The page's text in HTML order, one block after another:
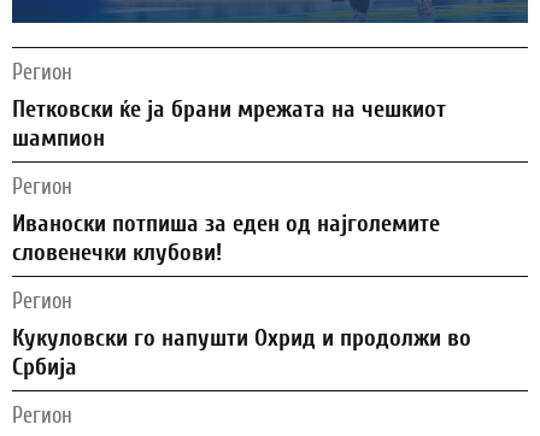
Регион
Петковски ќе ја брани мрежата на чешкиот
шампион
Регион
Иваноски потпиша за еден од најголемите
словенечки клубови!
Регион
Кукуловски го напушти Охрид и продолжи во
Србија
Регион